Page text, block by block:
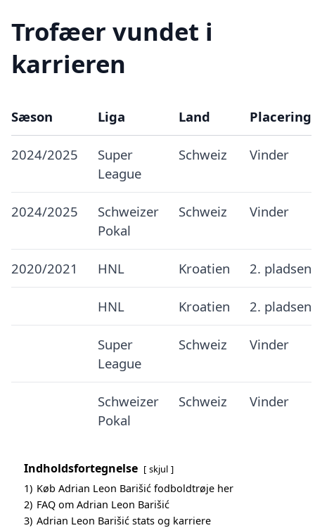
Trofæer vundet i
karrieren
Sæson Liga Land Placering
2024/2025
Super
League
Schweiz Vinder
2024/2025
Schweizer
Pokal
Schweiz Vinder
2020/2021 HNL Kroatien 2. pladsen
HNL Kroatien 2. pladsen
Super
League
Schweiz Vinder
Schweizer
Pokal
Schweiz Vinder
Indholdsfortegnelse skjul
1) Køb Adrian Leon Barišić fodboldtrøje her
2) FAQ om Adrian Leon Barišić
3) Adrian Leon Barišić stats og karriere